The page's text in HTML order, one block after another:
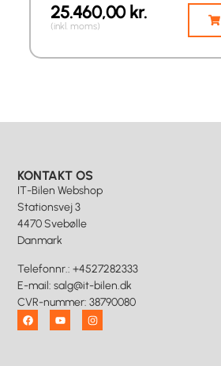
25.460,00kr.
(inkl. moms)
KONTAKT OS
IT-Bilen Webshop
Stationsvej 3
4470 Svebølle
Danmark
Telefonnr.: +4527282333
E-mail: salg@it-bilen.dk
CVR-nummer: 38790080